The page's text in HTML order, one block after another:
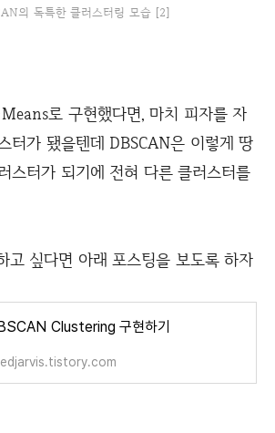
의 독특한 클러스터링 모습 [2]
로 구현했다면, 마치 피자를 자
터가 됐을텐데 DBSCAN은 이렇게 땅
스터가 되기에 전혀 다른 클러스터를
고 싶다면 아래 포스팅을 보도록 하자
Clustering 구현하기